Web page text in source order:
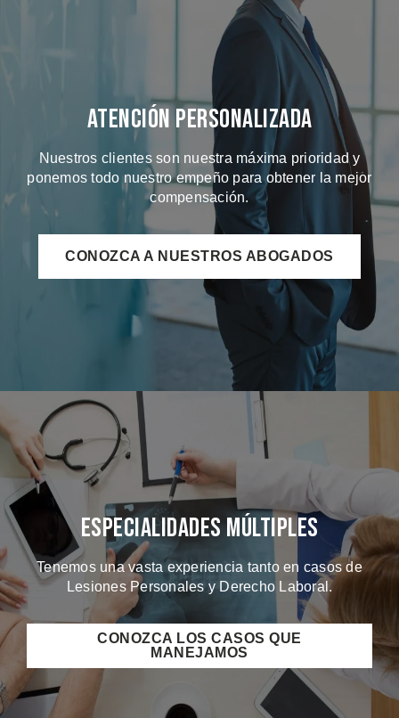
Atención Personalizada
Nuestros clientes son nuestra máxima prioridad y
ponemos todo nuestro empeño para obtener la mejor
compensación.
CONOZCA A NUESTROS ABOGADOS
Especialidades Múltiples
Tenemos una vasta experiencia tanto en casos de
Lesiones Personales y Derecho Laboral.
CONOZCA LOS CASOS QUE
MANEJAMOS